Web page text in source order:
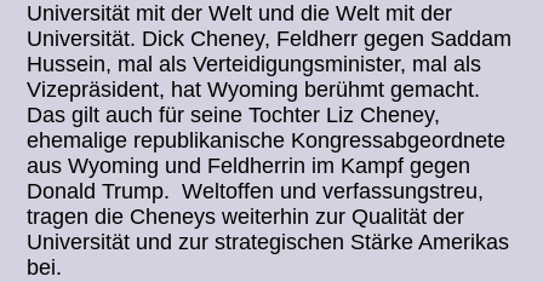
Universität mit der Welt und die Welt mit der
Universität. Dick Cheney, Feldherr gegen Saddam
Hussein, mal als Verteidigungsminister, mal als
Vizepräsident, hat Wyoming berühmt gemacht.
Das gilt auch für seine Tochter Liz Cheney,
ehemalige republikanische Kongressabgeordnete
aus Wyoming und Feldherrin im Kampf gegen
Donald Trump. Weltoffen und verfassungstreu,
tragen die Cheneys weiterhin zur Qualität der
Universität und zur strategischen Stärke Amerikas
bei.